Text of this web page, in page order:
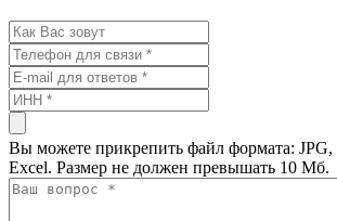
Вы можете прикрепить файл формата: JPG,
Excel. Размер не должен превышать 10 Мб.